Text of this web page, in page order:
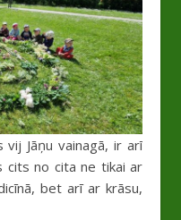
vij Jāņu vainagā, ir arī
cits no cita ne tikai ar
bet arī ar krāsu,